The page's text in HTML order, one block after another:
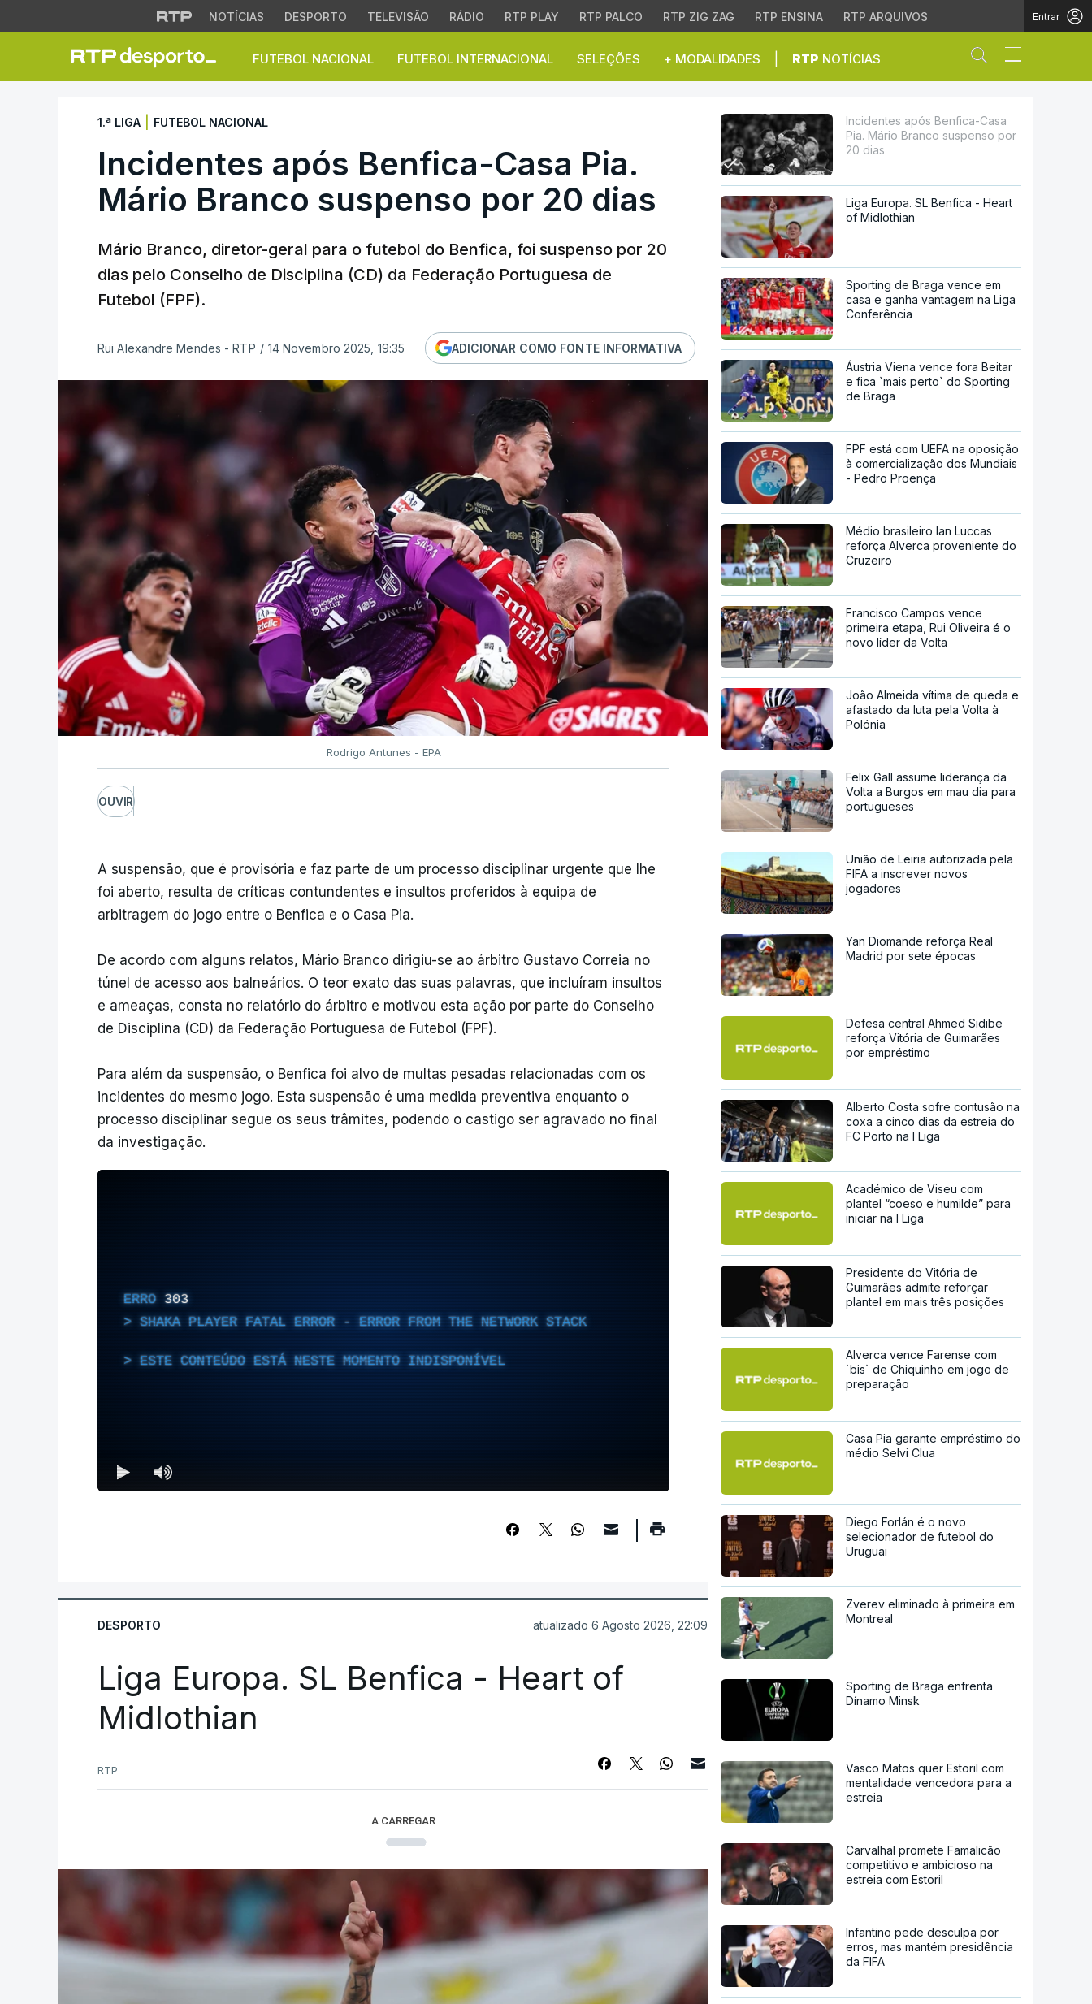
NOTÍCIAS DESPORTO TELEVISÃO RÁDIO RTP PLAY RTP PALCO RTP ZIG ZAG RTP ENSINA RTP ARQUIVOS Entrar
FUTEBOL NACIONAL FUTEBOL INTERNACIONAL SELEÇÕES + MODALIDADES RTP NOTÍCIAS Abrir campo
Incidentes após Benfica-Casa Pia. Mário Branco suspenso por
1.ª LIGA FUTEBOL NACIONAL
Incidentes após Benfica-Casa Pia.
Mário Branco suspenso por 20 dias
Mário Branco, diretor-geral para o futebol do Benfica, foi suspenso por 20
dias pelo Conselho de Disciplina (CD) da Federação Portuguesa de
Futebol (FPF).
Rui Alexandre Mendes - RTP / 14 Novembro 2025, 19:35 ADICIONAR COMO FONTE INFORMATIVA
Rodrigo Antunes - EPA
OUVIR
A suspensão, que é provisória e faz parte de um processo disciplinar urgente que lhe
foi aberto, resulta de críticas contundentes e insultos proferidos à equipa de
arbitragem do jogo entre o Benfica e o Casa Pia.
De acordo com alguns relatos, Mário Branco dirigiu-se ao árbitro Gustavo Correia no
túnel de acesso aos balneários. O teor exato das suas palavras, que incluíram insultos
e ameaças, consta no relatório do árbitro e motivou esta ação por parte do Conselho
de Disciplina (CD) da Federação Portuguesa de Futebol (FPF).
Para além da suspensão, o Benfica foi alvo de multas pesadas relacionadas com os
incidentes do mesmo jogo. Esta suspensão é uma medida preventiva enquanto o
processo disciplinar segue os seus trâmites, podendo o castigo ser agravado no final
da investigação.
ERRO 303
SHAKA PLAYER FATAL ERROR - ERROR FROM THE NETWORK STACK
ESTE CONTEÚDO ESTÁ NESTE MOMENTO INDISPONÍVEL
DESPORTO atualizado 6 Agosto 2026, 22:09
Liga Europa. SL Benfica - Heart of
Midlothian
RTP
A CARREGAR
Incidentes após Benfica-Casa
Pia. Mário Branco suspenso por
20 dias
Liga Europa. SL Benfica - Heart
of Midlothian
Sporting de Braga vence em
casa e ganha vantagem na Liga
Conferência
Áustria Viena vence fora Beitar
e fica `mais perto` do Sporting
de Braga
FPF está com UEFA na oposição
à comercialização dos Mundiais
- Pedro Proença
Médio brasileiro Ian Luccas
reforça Alverca proveniente do
Cruzeiro
Francisco Campos vence
primeira etapa, Rui Oliveira é o
novo líder da Volta
João Almeida vítima de queda e
afastado da luta pela Volta à
Polónia
Felix Gall assume liderança da
Volta a Burgos em mau dia para
portugueses
União de Leiria autorizada pela
FIFA a inscrever novos
jogadores
Yan Diomande reforça Real
Madrid por sete épocas
Defesa central Ahmed Sidibe
reforça Vitória de Guimarães
por empréstimo
Alberto Costa sofre contusão na
coxa a cinco dias da estreia do
FC Porto na I Liga
Académico de Viseu com
plantel “coeso e humilde” para
iniciar na I Liga
Presidente do Vitória de
Guimarães admite reforçar
plantel em mais três posições
Alverca vence Farense com
`bis` de Chiquinho em jogo de
preparação
Casa Pia garante empréstimo do
médio Selvi Clua
Diego Forlán é o novo
selecionador de futebol do
Uruguai
Zverev eliminado à primeira em
Montreal
Sporting de Braga enfrenta
Dínamo Minsk
Vasco Matos quer Estoril com
mentalidade vencedora para a
estreia
Carvalhal promete Famalicão
competitivo e ambicioso na
estreia com Estoril
Infantino pede desculpa por
erros, mas mantém presidência
da FIFA